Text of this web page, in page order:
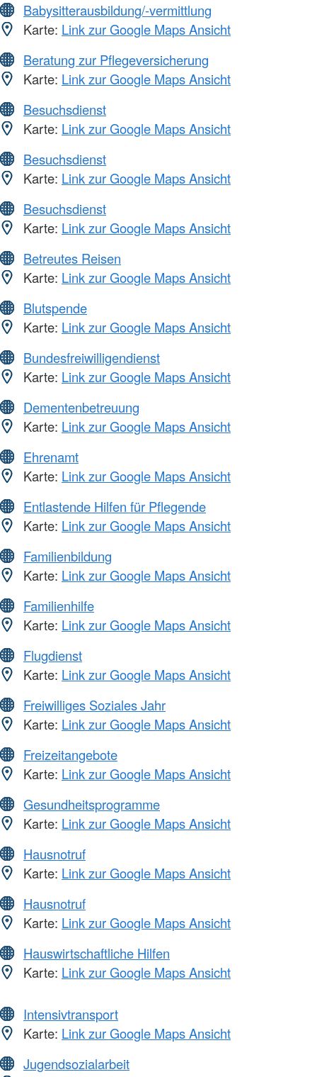
Babysitterausbildung/-vermittlung
Karte: Link zur Google Maps Ansicht
Beratung zur Pflegeversicherung
Karte: Link zur Google Maps Ansicht
Besuchsdienst
Karte: Link zur Google Maps Ansicht
Besuchsdienst
Karte: Link zur Google Maps Ansicht
Besuchsdienst
Karte: Link zur Google Maps Ansicht
Betreutes Reisen
Karte: Link zur Google Maps Ansicht
Blutspende
Karte: Link zur Google Maps Ansicht
Bundesfreiwilligendienst
Karte: Link zur Google Maps Ansicht
Dementenbetreuung
Karte: Link zur Google Maps Ansicht
Ehrenamt
Karte: Link zur Google Maps Ansicht
Entlastende Hilfen für Pflegende
Karte: Link zur Google Maps Ansicht
Familienbildung
Karte: Link zur Google Maps Ansicht
Familienhilfe
Karte: Link zur Google Maps Ansicht
Flugdienst
Karte: Link zur Google Maps Ansicht
Freiwilliges Soziales Jahr
Karte: Link zur Google Maps Ansicht
Freizeitangebote
Karte: Link zur Google Maps Ansicht
Gesundheitsprogramme
Karte: Link zur Google Maps Ansicht
Hausnotruf
Karte: Link zur Google Maps Ansicht
Hausnotruf
Karte: Link zur Google Maps Ansicht
Hauswirtschaftliche Hilfen
Karte: Link zur Google Maps Ansicht
Intensivtransport
Karte: Link zur Google Maps Ansicht
Jugendsozialarbeit